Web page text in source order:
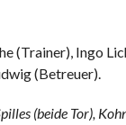
(Trainer), Ingo
(Betreuer).
(beide Tor),